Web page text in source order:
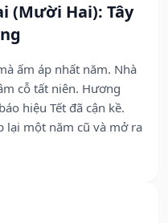
(Mười Hai): Tây
ấm áp nhất năm. Nhà
cỗ tất niên. Hương
hiệu Tết đã cận kề.
lại một năm cũ và mở ra